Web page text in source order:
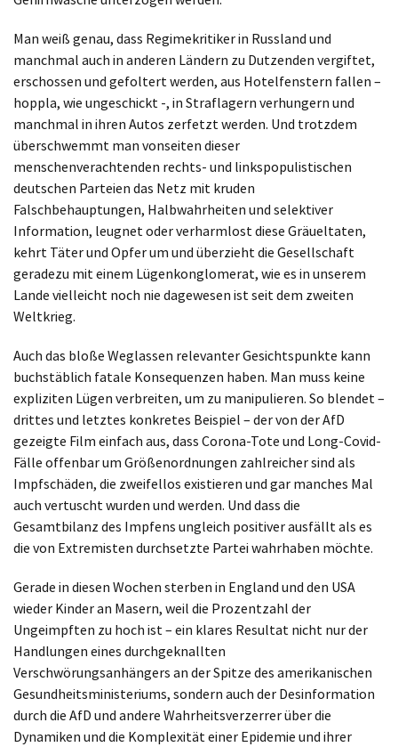
Man weiß genau, dass Regimekritiker in Russland und
manchmal auch in anderen Ländern zu Dutzenden vergiftet,
erschossen und gefoltert werden, aus Hotelfenstern fallen –
hoppla, wie ungeschickt -, in Straflagern verhungern und
manchmal in ihren Autos zerfetzt werden. Und trotzdem
überschwemmt man vonseiten dieser
menschenverachtenden rechts- und linkspopulistischen
deutschen Parteien das Netz mit kruden
Falschbehauptungen, Halbwahrheiten und selektiver
Information, leugnet oder verharmlost diese Gräueltaten,
kehrt Täter und Opfer um und überzieht die Gesellschaft
geradezu mit einem Lügenkonglomerat, wie es in unserem
Lande vielleicht noch nie dagewesen ist seit dem zweiten
Weltkrieg.
Auch das bloße Weglassen relevanter Gesichtspunkte kann
buchstäblich fatale Konsequenzen haben. Man muss keine
expliziten Lügen verbreiten, um zu manipulieren. So blendet –
drittes und letztes konkretes Beispiel – der von der AfD
gezeigte Film einfach aus, dass Corona-Tote und Long-Covid-
Fälle offenbar um Größenordnungen zahlreicher sind als
Impfschäden, die zweifellos existieren und gar manches Mal
auch vertuscht wurden und werden. Und dass die
Gesamtbilanz des Impfens ungleich positiver ausfällt als es
die von Extremisten durchsetzte Partei wahrhaben möchte.
Gerade in diesen Wochen sterben in England und den USA
wieder Kinder an Masern, weil die Prozentzahl der
Ungeimpften zu hoch ist – ein klares Resultat nicht nur der
Handlungen eines durchgeknallten
Verschwörungsanhängers an der Spitze des amerikanischen
Gesundheitsministeriums, sondern auch der Desinformation
durch die AfD und andere Wahrheitsverzerrer über die
Dynamiken und die Komplexität einer Epidemie und ihrer